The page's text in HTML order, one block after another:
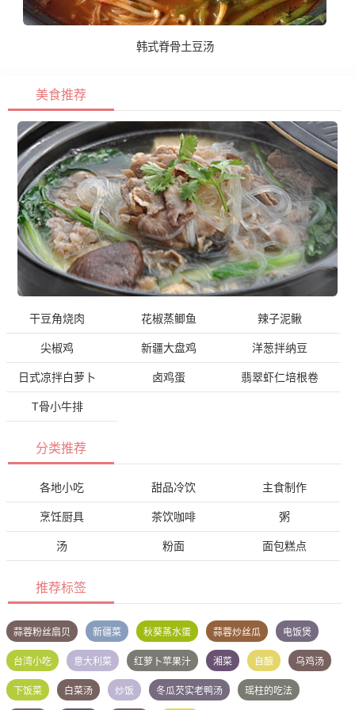
韩式脊骨土豆汤
美食推荐
干豆角烧肉 花椒蒸鲫鱼 辣子泥鳅
尖椒鸡 新疆大盘鸡 洋葱拌纳豆
日式凉拌白萝卜 卤鸡蛋 翡翠虾仁培根卷
T骨小牛排
分类推荐
各地小吃 甜品冷饮 主食制作
烹饪厨具 茶饮咖啡 粥
汤 粉面 面包糕点
推荐标签
蒜蓉粉丝扇贝 新疆菜 秋葵蒸水蛋 蒜蓉炒丝瓜 电饭煲
台湾小吃 意大利菜 红萝卜苹果汁 湘菜 自酿 乌鸡汤
下饭菜 白菜汤 炒饭 冬瓜芡实老鸭汤 瑶柱的吃法